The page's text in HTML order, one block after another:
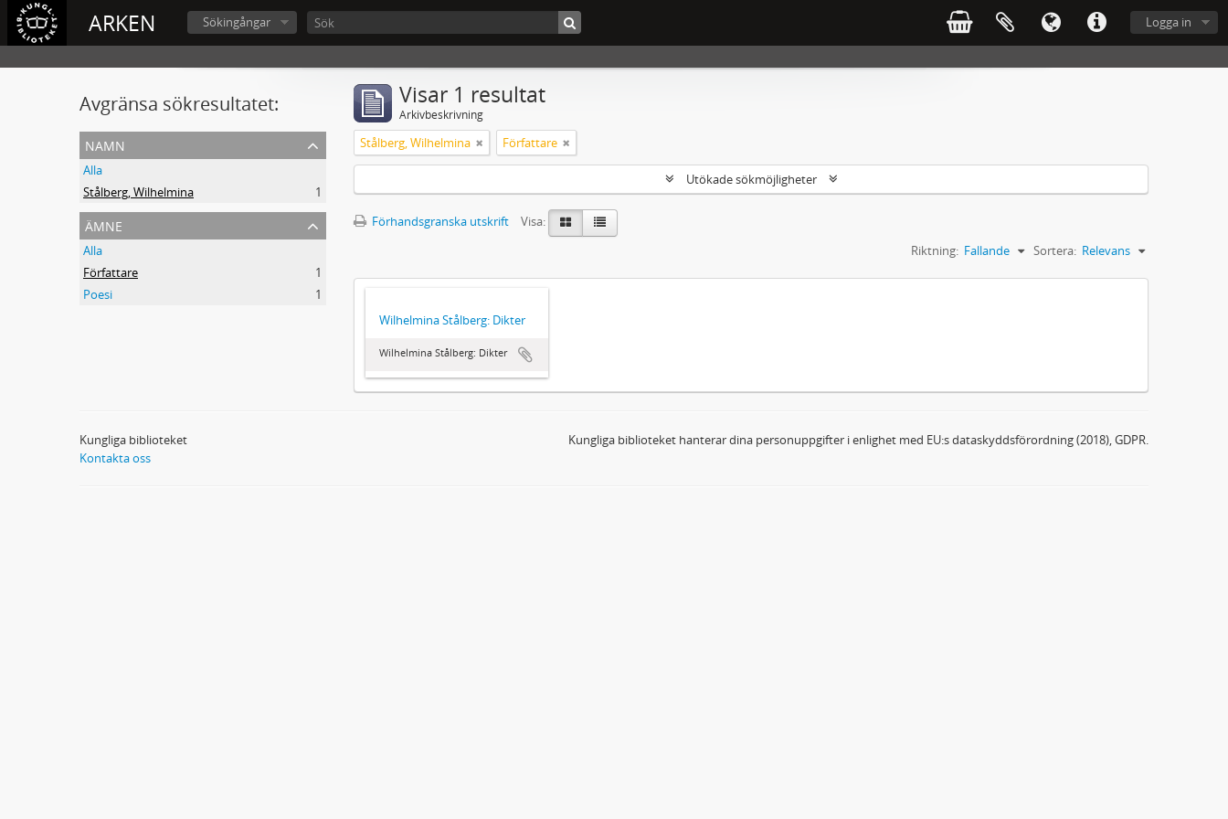
ARKEN Logga in
Sökingångar
Avgränsa sökresultatet:
namn
Alla
Stålberg, Wilhelmina
1
ämne
Alla
Författare
1
Poesi
1
Visar 1 resultat
Arkivbeskrivning
Stålberg, Wilhelmina Författare
Utökade sökmöjligheter
Förhandsgranska utskrift
Visa:
Sortera: Relevans
Riktning: Fallande
Wilhelmina Stålberg: Dikter
Wilhelmina Stålberg: Dikter
Kungliga biblioteket
Kontakta oss
Kungliga biblioteket hanterar dina personuppgifter i enlighet med EU:s dataskyddsförordning (2018), GDPR.